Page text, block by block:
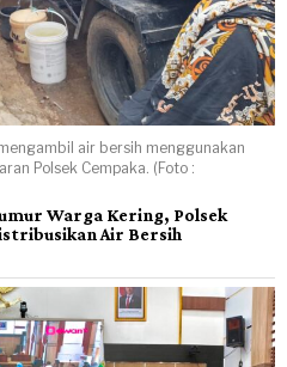
air bersih menggunakan
Polsek Cempaka. (Foto :
Warga Kering, Polsek
Air Bersih